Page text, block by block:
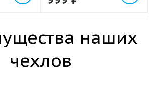
наших
чехлов